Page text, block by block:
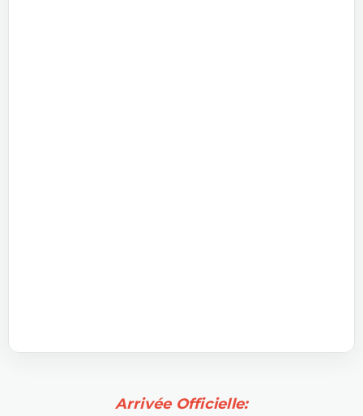
Arrivée Officielle: